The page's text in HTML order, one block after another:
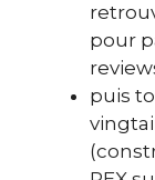
pour
puis